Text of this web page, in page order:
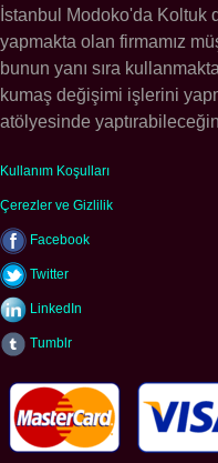
İstanbul Modoko'da Koltuk
yapmakta olan firmamız
bunun yanı sıra
kumaş değişimi işlerini
atölyesinde
Kullanım Koşulları
Çerezler ve Gizlilik
Facebook
Twitter
LinkedIn
Tumblr